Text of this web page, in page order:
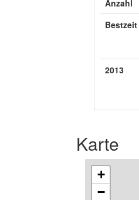
Anzahl
Bestzeit
2013
Karte
+
−